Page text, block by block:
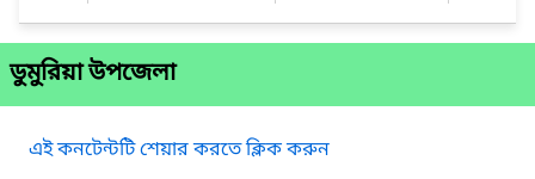
ডুমুরিয়া উপজেলা
এই কনটেন্টটি শেয়ার করতে ক্লিক করুন